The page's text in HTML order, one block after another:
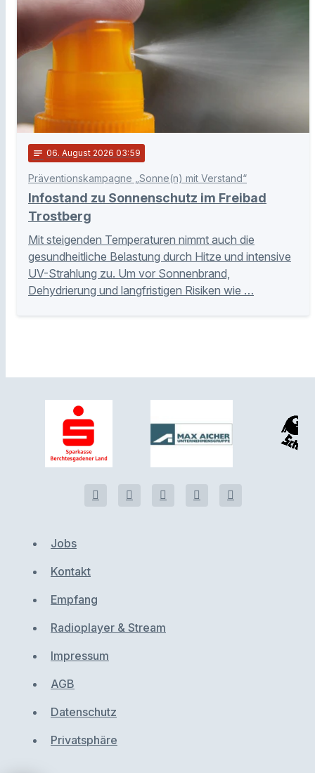
notes 06. August 2026 03:59
Präventionskampagne „Sonne(n) mit Verstand“
Infostand zu Sonnenschutz im Freibad
Trostberg
Mit steigenden Temperaturen nimmt auch die
gesundheitliche Belastung durch Hitze und intensive
UV-Strahlung zu. Um vor Sonnenbrand,
Dehydrierung und langfristigen Risiken wie …
Jobs
Kontakt
Empfang
Radioplayer & Stream
Impressum
AGB
Datenschutz
Privatsphäre